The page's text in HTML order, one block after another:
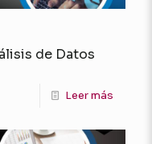
de Datos
Leer más